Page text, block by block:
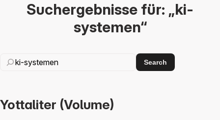
Suchergebnisse für: „ki-
systemen“
Search
Yottaliter (Volume)